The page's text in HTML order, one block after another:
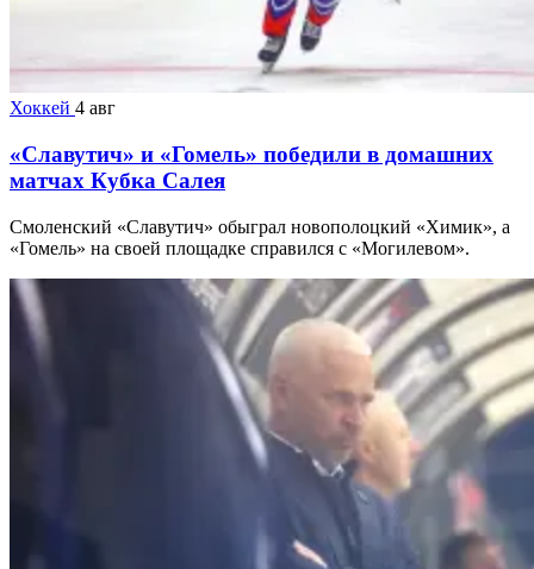
Хоккей 4 авг
«Славутич» и «Гомель» победили в домашних
матчах Кубка Салея
Смоленский «Славутич» обыграл новополоцкий «Химик», а
«Гомель» на своей площадке справился с «Могилевом».